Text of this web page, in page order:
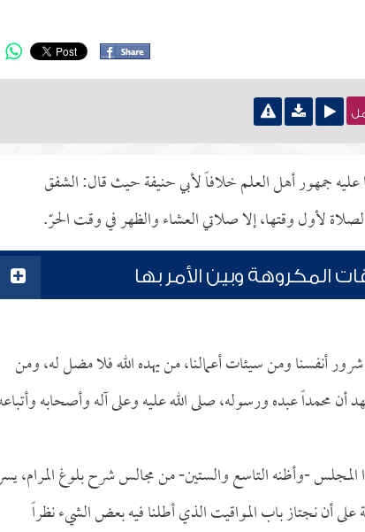
جمهور أهل العلم خلافاً لأبي حنيفة حيث قال: الشفق
لأول وقتها، إلا صلاتي العشاء والظهر في وقت الحرّ.
المكروهة وبين الأمر بها
أنفسنا ومن سيئات أعمالنا، من يهده الله فلا مضل له، ومن
محمداً عبده ورسوله، صلى الله عليه وعلى آله وأصحابه
للهجرة)، وفيه ينعقد هذا المجلس -وأظنه التاسع والستين- من مجالس شرح بلوغ المرام،
على أن نجتاز باب المواقيت الذي أطلنا فيه بعض الشيء نظراً